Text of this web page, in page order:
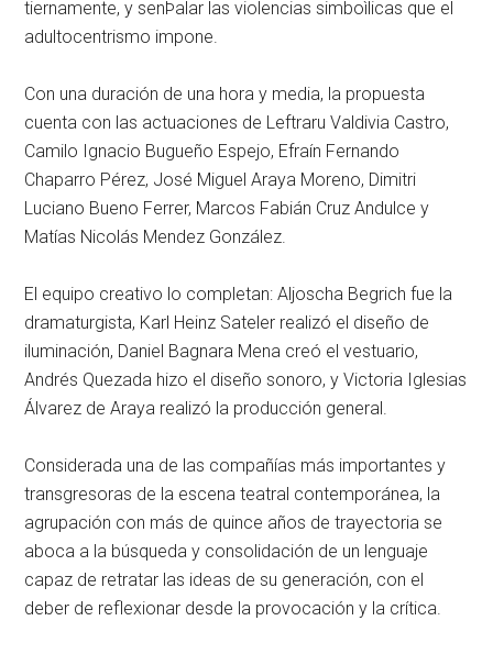
tiernamente, y senÞalar las violencias simboìlicas que el
adultocentrismo impone.
Con una duración de una hora y media, la propuesta
cuenta con las actuaciones de Leftraru Valdivia Castro,
Camilo Ignacio Bugueño Espejo, Efraín Fernando
Chaparro Pérez, José Miguel Araya Moreno, Dimitri
Luciano Bueno Ferrer, Marcos Fabián Cruz Andulce y
Matías Nicolás Mendez González.
El equipo creativo lo completan: Aljoscha Begrich fue la
dramaturgista, Karl Heinz Sateler realizó el diseño de
iluminación, Daniel Bagnara Mena creó el vestuario,
Andrés Quezada hizo el diseño sonoro, y Victoria Iglesias
Álvarez de Araya realizó la producción general.
Considerada una de las compañías más importantes y
transgresoras de la escena teatral contemporánea, la
agrupación con más de quince años de trayectoria se
aboca a la búsqueda y consolidación de un lenguaje
capaz de retratar las ideas de su generación, con el
deber de reflexionar desde la provocación y la crítica.